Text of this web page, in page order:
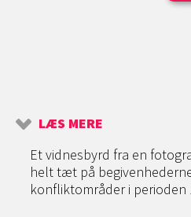
LÆS MERE
Et vidnesbyrd fra en
helt tæt på
konfliktområder i perioden